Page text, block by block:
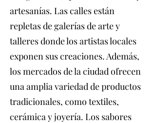
artesanías. Las calles están
repletas de galerías de arte y
talleres donde los artistas locales
exponen sus creaciones. Además,
los mercados de la ciudad ofrecen
una amplia variedad de productos
tradicionales, como textiles,
cerámica y joyería. Los sabores